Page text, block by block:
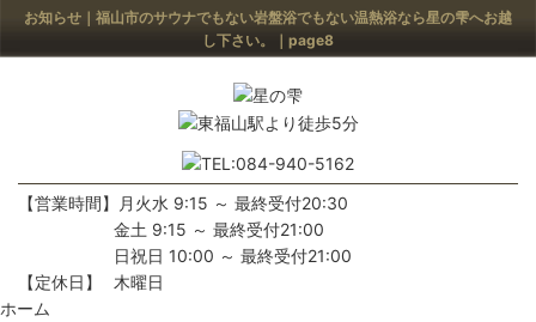
お知らせ｜福山市のサウナでもない岩盤浴でもない温熱浴なら星の雫へお越
し下さい。｜page8
【営業時間】
月火水 9:15 ～ 最終受付20:30
金土 9:15 ～ 最終受付21:00
日祝日 10:00 ～ 最終受付21:00
【定休日】
木曜日
ホーム